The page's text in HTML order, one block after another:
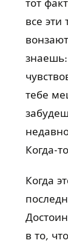
тот
все эти
тебе
Когда-
Когда
в то,